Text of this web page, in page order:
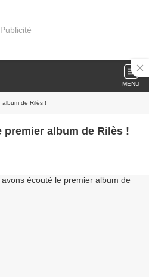
Publicité
MENU
de Rilès !
premier album de Rilès !